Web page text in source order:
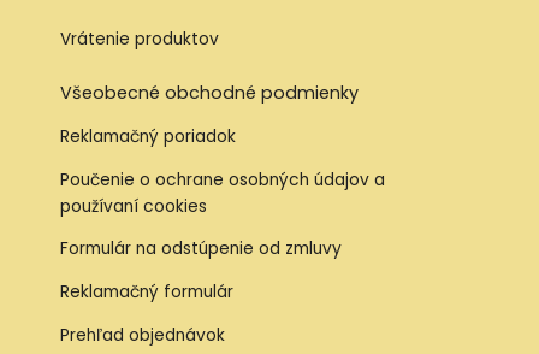
Vrátenie produktov
Všeobecné obchodné podmienky
Reklamačný poriadok
Poučenie o ochrane osobných údajov a
používaní cookies
Formulár na odstúpenie od zmluvy
Reklamačný formulár
Prehľad objednávok